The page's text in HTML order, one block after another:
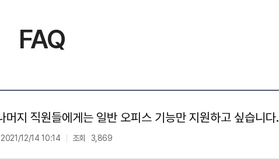
FAQ
지 직원들에게는 일반 오피스 기능만 지원하고 싶습니다.
2021/12/14 10:14 조회 3,869